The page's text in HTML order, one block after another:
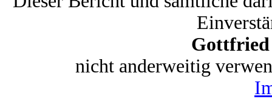
Gottfried
nicht anderweitig